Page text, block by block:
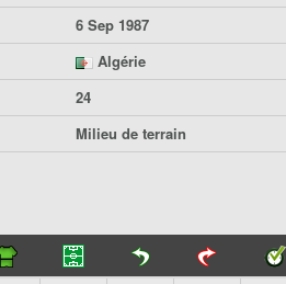
6 Sep 1987
Algérie
24
Milieu de terrain